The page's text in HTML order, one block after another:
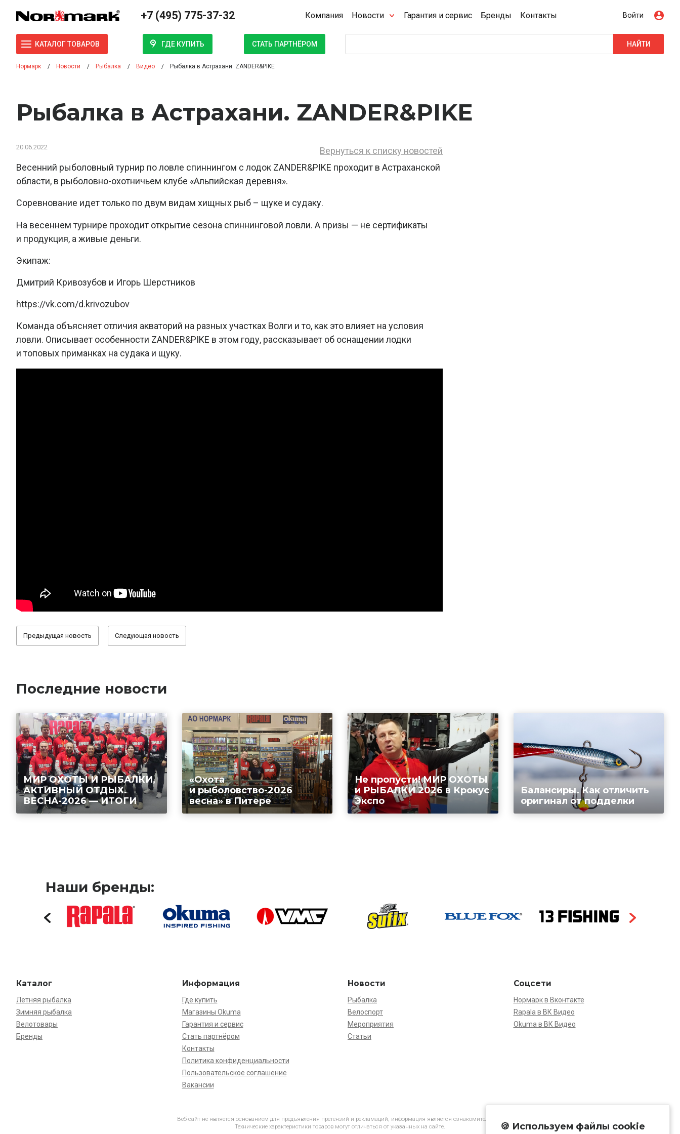
+7 (495) 775-37-32 Компания Новости Гарантия и сервис Бренды Контакты Войти
КАТАЛОГ ТОВАРОВ ГДЕ КУПИТЬ СТАТЬ ПАРТНЁРОМ НАЙТИ
Нормарк Новости Рыбалка Видео Рыбалка в Астрахани. ZANDER&PIKE
Рыбалка в Астрахани. ZANDER&PIKE
20.06.2022
Вернуться к списку новостей
Весенний рыболовный турнир по ловле спиннингом с лодок ZANDER&PIKE проходит в Астраханской
области, в рыболовно-охотничьем клубе «Альпийская деревня».
Соревнование идет только по двум видам хищных рыб – щуке и судаку.
На весеннем турнире проходит открытие сезона спиннинговой ловли. А призы — не сертификаты
и продукция, а живые деньги.
Экипаж:
Дмитрий Кривозубов и Игорь Шерстников
https://vk.com/d.krivozubov
Команда объясняет отличия акваторий на разных участках Волги и то, как это влияет на условия
ловли. Описывает особенности ZANDER&PIKE в этом году, рассказывает об оснащении лодки
и топовых приманках на судака и щуку.
Предыдущая новость Следующая новость
Последние новости
МИР ОХОТЫ И РЫБАЛКИ,
АКТИВНЫЙ ОТДЫХ.
ВЕСНА-2026 — ИТОГИ
«Охота
и рыболовство-2026
весна» в Питере
Не пропусти! МИР ОХОТЫ
и РЫБАЛКИ 2026 в Крокус
Экспо
Балансиры. Как отличить
оригинал от подделки
Наши бренды:
Каталог
Летняя рыбалка
Зимняя рыбалка
Велотовары
Бренды
Информация
Где купить
Магазины Okuma
Гарантия и сервис
Стать партнёром
Контакты
Политика конфиденциальности
Пользовательское соглашение
Вакансии
Новости
Рыбалка
Велоспорт
Мероприятия
Статьи
Соцсети
Нормарк в Вконтакте
Rapala в ВК Видео
Okuma в ВК Видео
Веб-сайт не является основанием для предъявления претензий и рекламаций, информация является ознакомительной.
Технические характеристики товаров могут отличаться от указанных на сайте.
🍪 Используем файлы cookie